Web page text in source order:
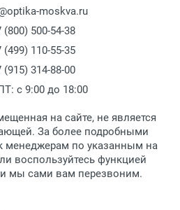
товара производится
на пункте
на расчетный счет.
г. Москва,
переулок 17, корпус 1,
+7 (499) 110-55-35.
заказ поступает в пункт
связывается с
о поступлении
товара при себе
паспорт.
забрать в течение 3
момента поступления на
moskva.ru
(800) 500-54-38
(499) 110-55-35
(915) 314-88-00
с 9:00 до 18:00
на сайте, не является
За более подробными
менеджерам по указанным на
воспользуйтесь функцией
и мы сами вам перезвоним.